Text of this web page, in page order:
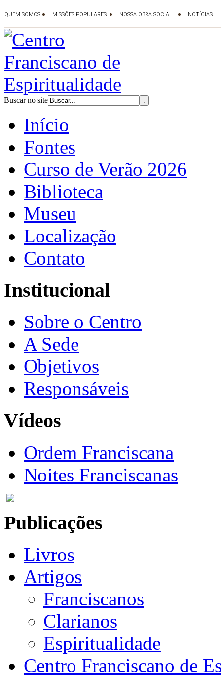
Buscar no site
Início
Fontes
Curso de Verão 2026
Biblioteca
Museu
Localização
Contato
Institucional
Sobre o Centro
A Sede
Objetivos
Responsáveis
Vídeos
Ordem Franciscana
Noites Franciscanas
Publicações
Livros
Artigos
Franciscanos
Clarianos
Espiritualidade
Centro Franciscano de